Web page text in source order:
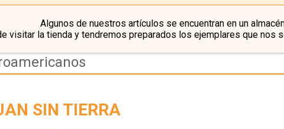
Algunos de nuestros artículos se encuentran en un
visitar la tienda y tendremos preparados los ejemplares que nos
SIN TIERRA